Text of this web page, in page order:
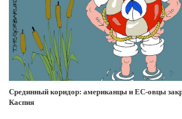
Срединный коридор: американцы и ЕС-овцы
Каспия